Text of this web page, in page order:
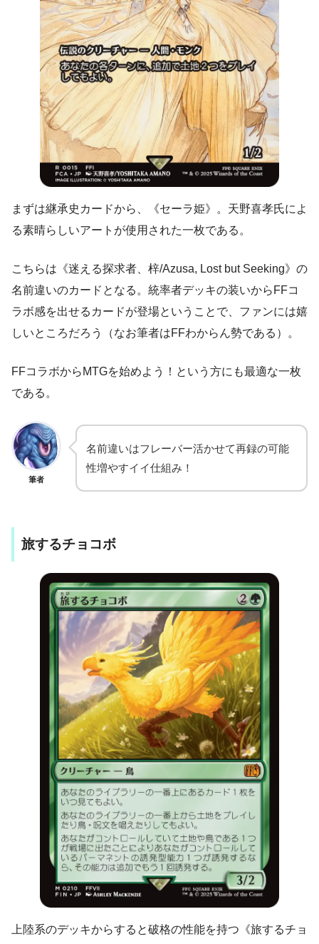
まずは継承史カードから、《セーラ姫》。天野喜孝氏によ
る素晴らしいアートが使用された一枚である。
こちらは《迷える探求者、梓/Azusa, Lost but Seeking》の
名前違いのカードとなる。統率者デッキの装いからFFコ
ラボ感を出せるカードが登場ということで、ファンには嬉
しいところだろう（なお筆者はFFわからん勢である）。
FFコラボからMTGを始めよう！という方にも最適な一枚
である。
筆者
名前違いはフレーバー活かせて再録の可能
性増やすイイ仕組み！
旅するチョコボ
上陸系のデッキからすると破格の性能を持つ《旅するチョ